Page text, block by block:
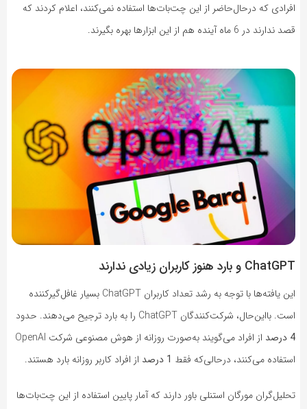
افرادی که درحال‌حاضر از این چت‌بات‌ها استفاده نمی‌کنند، اعلام کردند که
قصد ندارند در 6 ماه آینده هم از این ابزارها بهره بگیرند.
ChatGPT و بارد هنوز کاربران زیادی ندارند
این یافته‌ها با توجه به رشد تعداد کاربران ChatGPT بسیار غافل‌گیرکننده
است. بااین‌حال، شرکت‌کنندگان ChatGPT را به بارد ترجیح می‌دهند. حدود
4 درصد
از افراد می‌گویند به‌صورت روزانه از هوش مصنوعی شرکت OpenAI
استفاده می‌کنند، درحالی‌که فقط 1 درصد از افراد کاربر روزانه بارد هستند.
تحلیل‌گران مورگان استنلی باور دارند که آمار پایین استفاده از این چت‌بات‌ها